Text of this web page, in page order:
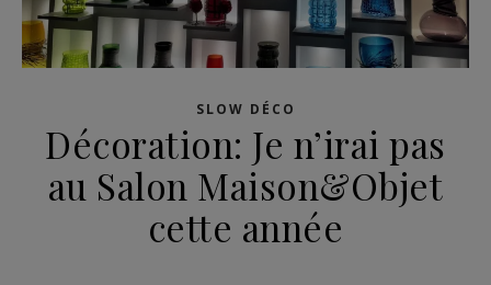
SLOW DÉCO
Décoration: Je n’irai pas
au Salon Maison&Objet
cette année